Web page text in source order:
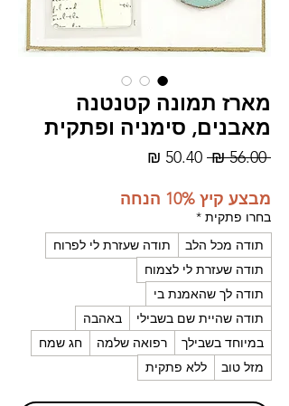
מארז תמונה קטנטנה
מאבנים, סימניה ופתקית
‏56.00 ‏₪
מחיר
מבצע קיץ 10% הנחה
בחרו פתקית *
תודה מכל הלב
תודה שעזרת לי לפרוח
תודה שעזרת לי לצמוח
תודה לך שהאמנת בי
תודה שהיית שם בשבילי
באהבה
במיוחד בשבילך
רפואה שלמה
חג שמח
מזל טוב
ללא פתקית